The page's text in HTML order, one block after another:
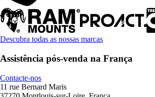
Descubra todas as nossas marcas
Assistência pós-venda na França
Contacte-nos
11 rue Bernard Maris